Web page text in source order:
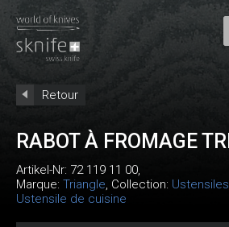
Retour
RABOT À FROMAGE
Artikel-Nr: 72 119 11 00,
Marque: Triangle, Collection:
Ustensile de cuisine